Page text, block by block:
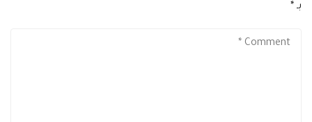
بـ *